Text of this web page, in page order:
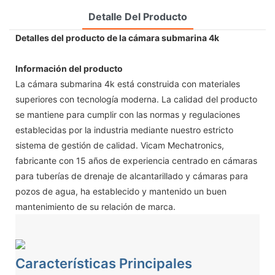
Detalle Del Producto
Detalles del producto de la cámara submarina 4k
Información del producto
La cámara submarina 4k está construida con materiales
superiores con tecnología moderna. La calidad del producto
se mantiene para cumplir con las normas y regulaciones
establecidas por la industria mediante nuestro estricto
sistema de gestión de calidad. Vicam Mechatronics,
fabricante con 15 años de experiencia centrado en cámaras
para tuberías de drenaje de alcantarillado y cámaras para
pozos de agua, ha establecido y mantenido un buen
mantenimiento de su relación de marca.
Características Principales